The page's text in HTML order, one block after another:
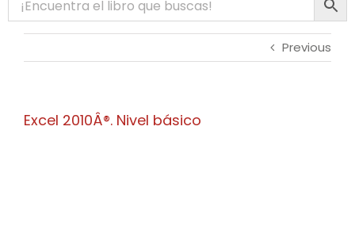
Previous
Excel 2010Â®. Nivel básico